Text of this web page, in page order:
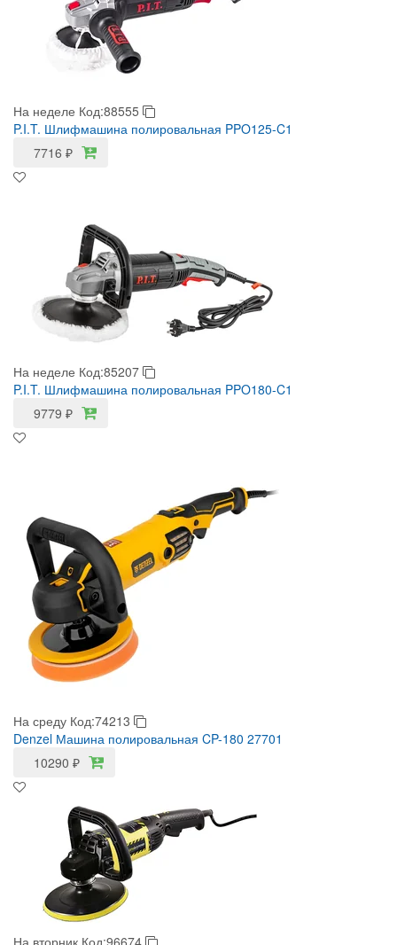
На неделе Код:88555
P.I.T. Шлифмашина полировальная PPO125-C1
7716 ₽
На неделе Код:85207
P.I.T. Шлифмашина полировальная PPO180-C1
9779 ₽
На среду Код:74213
Denzel Машина полировальная CP-180 27701
10290 ₽
На вторник Код:96674